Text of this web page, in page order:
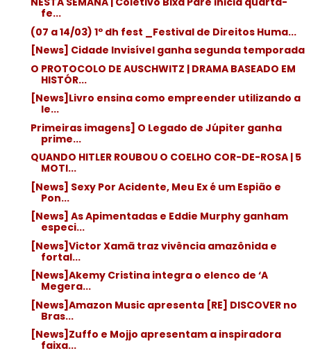
fe...
(07 a 14/03) 1º dh fest _Festival de Direitos Huma...
[News] Cidade Invisível ganha segunda temporada
O PROTOCOLO DE AUSCHWITZ | DRAMA BASEADO EM
HISTÓR...
[News]Livro ensina como empreender utilizando a
le...
Primeiras imagens] O Legado de Júpiter ganha
prime...
QUANDO HITLER ROUBOU O COELHO COR-DE-ROSA | 5
MOTI...
[News] Sexy Por Acidente, Meu Ex é um Espião e
Pon...
[News] As Apimentadas e Eddie Murphy ganham
especi...
[News]Victor Xamã traz vivência amazônida e
fortal...
[News]Akemy Cristina integra o elenco de ‘A
Megera...
[News]Amazon Music apresenta [RE] DISCOVER no
Bras...
[News]Zuffo e Mojjo apresentam a inspiradora
faixa...